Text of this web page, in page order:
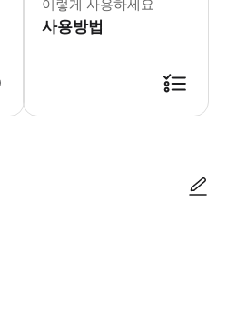
이렇게 사용하세요
사용방법